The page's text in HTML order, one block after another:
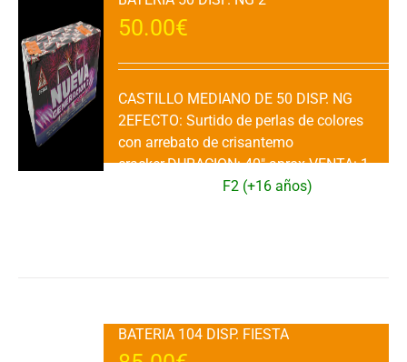
50.00€
CASTILLO MEDIANO DE 50 DISP. NG
2EFECTO: Surtido de perlas de colores
con arrebato de crisantemo
cracker.DURACION: 40" aprox.VENTA: 1
F2 (+16 años)
BATERIA 104 DISP. FIESTA